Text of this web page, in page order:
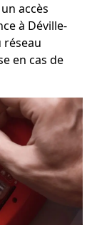
accès
à Déville-
réseau
en cas de